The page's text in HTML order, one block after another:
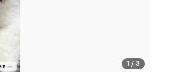
1 / 3